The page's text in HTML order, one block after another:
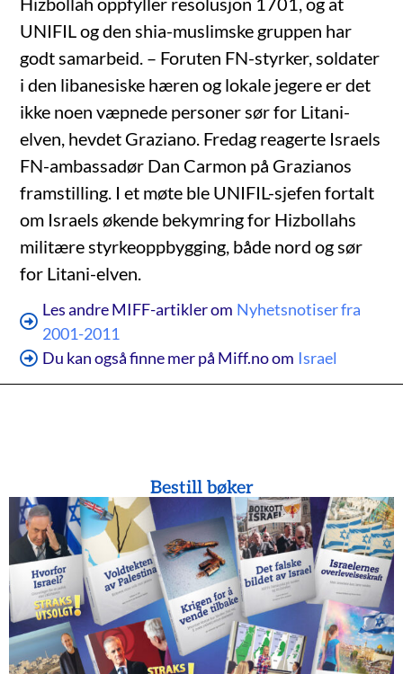
UNIFIL og den shia-muslimske gruppen har
godt samarbeid. – Foruten FN-styrker, soldater
i den libanesiske hæren og lokale jegere er det
ikke noen væpnede personer sør for Litani-
elven, hevdet Graziano. Fredag reagerte Israels
FN-ambassadør Dan Carmon på Grazianos
framstilling. I et møte ble UNIFIL-sjefen fortalt
om Israels økende bekymring for Hizbollahs
militære styrkeoppbygging, både nord og sør
for Litani-elven.
Les andre MIFF-artikler om Nyhetsnotiser fra
2001-2011
Du kan også finne mer på Miff.no om Israel
Bestill bøker